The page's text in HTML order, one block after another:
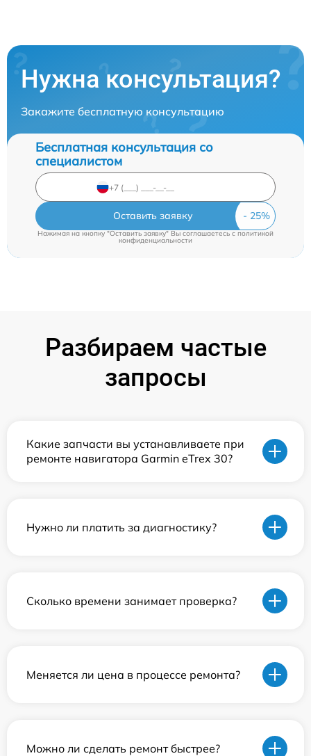
Нужна консультация?
Закажите бесплатную консультацию
Бесплатная консультация со
специалистом
Оставить заявку
Нажимая на кнопку "Оставить заявку" Вы соглашаетесь c политикой
конфиденциальности
Разбираем частые
запросы
Какие запчасти вы устанавливаете при
ремонте навигатора Garmin eTrex 30?
Нужно ли платить за диагностику?
Сколько времени занимает проверка?
Меняется ли цена в процессе ремонта?
Можно ли сделать ремонт быстрее?